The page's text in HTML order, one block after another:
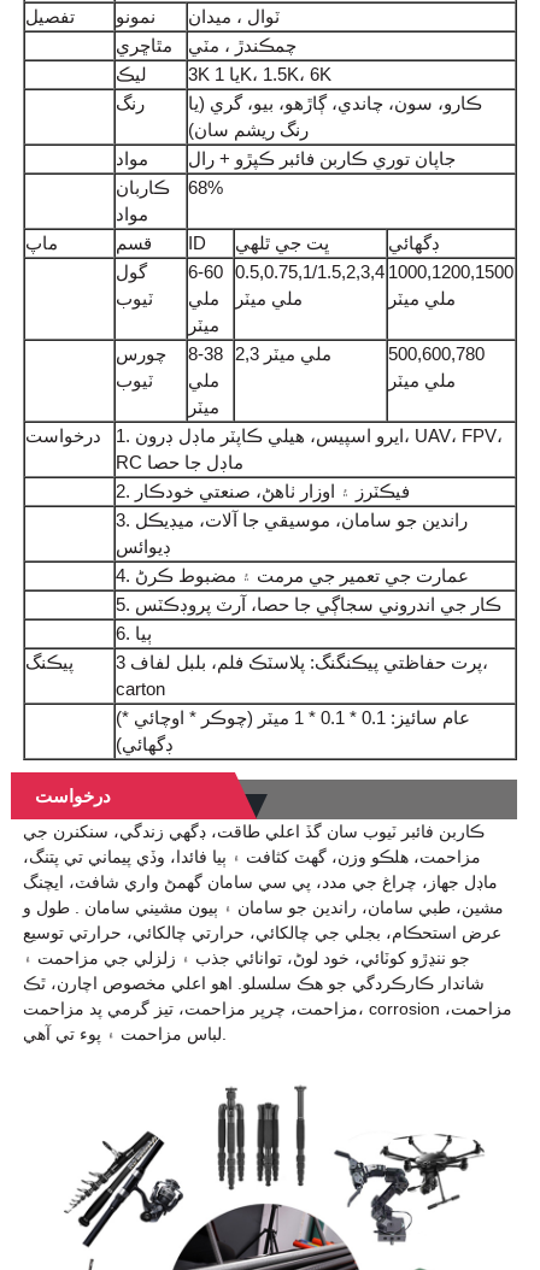
تفصيل
نمونو
ٽوال ، ميدان
مٿاڇري
چمڪندڙ ، مٽي
ليڪ
3K يا 1K، 1.5K، 6K
رنگ
ڪارو، سون، چاندي، ڳاڙهو، بيو، گري (يا
رنگ ريشم سان)
مواد
جاپان توري ڪاربن فائبر ڪپڙو + رال
ڪاربان
مواد
68%
ماپ قسم ID ڀت جي ٿلهي
ڊگھائي
گول
ٽيوب
6-60
ملي
ميٽر
0.5,0.75,1/1.5,2,3,4
ملي ميٽر
1000,1200,1500
ملي ميٽر
چورس
ٽيوب
8-38
ملي
ميٽر
2,3 ملي ميٽر
500,600,780
ملي ميٽر
درخواست
1. ايرو اسپيس، هيلي ڪاپٽر ماڊل ڊرون، UAV، FPV،
RC ماڊل جا حصا
2. فيڪٽرز ۽ اوزار ٺاهڻ، صنعتي خودڪار
3. راندين جو سامان، موسيقي جا آلات، ميڊيڪل
ڊيوائس
4. عمارت جي تعمير جي مرمت ۽ مضبوط ڪرڻ
5. ڪار جي اندروني سجاڳي جا حصا، آرٽ پروڊڪٽس
6. ٻيا
پيڪنگ
3 پرت حفاظتي پيڪنگنگ: پلاسٽڪ فلم، بلبل لفاف،
carton
(عام سائيز: 0.1 * 0.1 * 1 ميٽر (چوڪر * اوچائي *
ڊگھائي)
درخواست
ڪاربن فائبر ٽيوب سان گڏ اعلي طاقت، ڊگھي زندگي، سنکنرن جي
مزاحمت، هلڪو وزن، گهٽ کثافت ۽ ٻيا فائدا، وڏي پيماني تي پتنگ،
ماڊل جهاز، چراغ جي مدد، پي سي سامان گھمڻ واري شافٽ، ايچنگ
مشين، طبي سامان، راندين جو سامان ۽ ٻيون مشيني سامان . طول و
عرض استحڪام، بجلي جي چالکائي، حرارتي چالکائي، حرارتي توسيع
جو ننڍڙو کوٽائي، خود لوڻ، توانائي جذب ۽ زلزلي جي مزاحمت ۽
شاندار ڪارڪردگي جو هڪ سلسلو. اهو اعلي مخصوص اچارن، ٿڪ
مزاحمت، چرپر مزاحمت، تيز گرمي پد مزاحمت، corrosion مزاحمت،
لباس مزاحمت ۽ پوء تي آهي.